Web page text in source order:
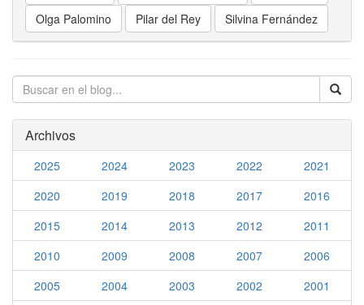
Olga Palomino
Pilar del Rey Silvina Fernández
Archivos
2025 2024 2023 2022
2021
2020
2019 2018 2017
2016
2015
2014 2013 2012
2011
2010
2009 2008 2007
2006
2005
2004 2003 2002
2001